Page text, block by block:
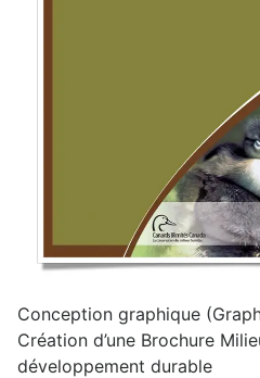
Conception graphique
Création d’une Brochure
développement durable